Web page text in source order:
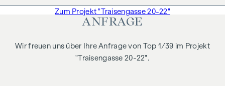
Zum Projekt "Traisengasse 20-22"
ANFRAGE
Wir freuen uns über Ihre Anfrage von Top 1/39 im Projekt
"Traisengasse 20-22".